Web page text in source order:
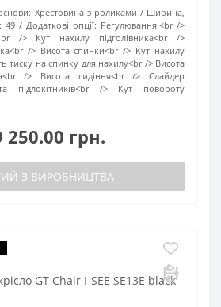
Хрестовина з роликами
Ширина,
49 Додаткові опції: Регулювання:<br />
/> Кут нахилу підголівника<br />
/> Висота спинки<br /> Кут нахилу
тиску на спинку для нахилу<br /> Висота
/> Висота сидіння<br /> Слайдер
підлокітників<br /> Кут повороту
250.00 грн.
З ВИРОБНИЦТВА